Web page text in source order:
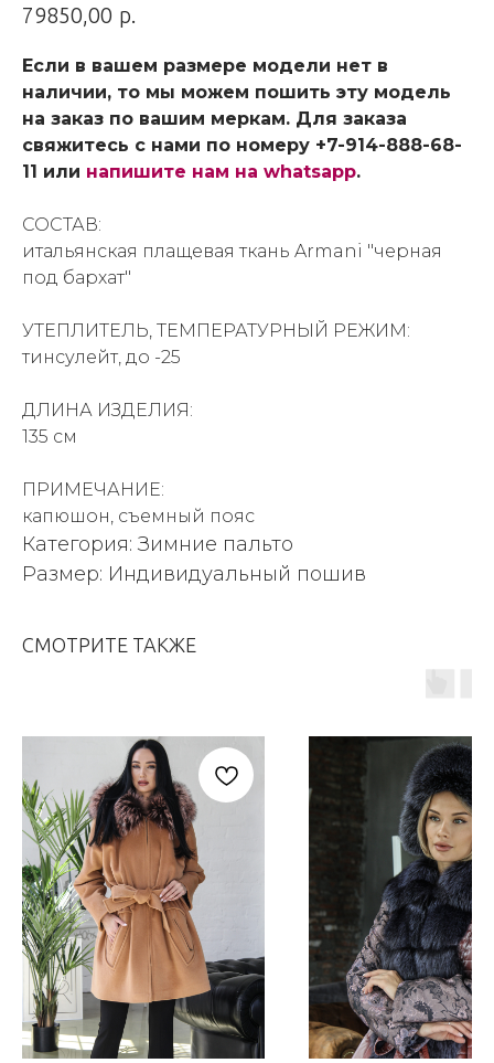
79850,00 р.
Если в вашем размере модели нет в
наличии, то мы можем пошить эту модель
на заказ по вашим меркам. Для заказа
свяжитесь с нами по номеру +7-914-888-68-
11 или напишите нам на whatsapp.
СОСТАВ:
итальянская плащевая ткань Armani "черная
под бархат"
УТЕПЛИТЕЛЬ, ТЕМПЕРАТУРНЫЙ РЕЖИМ:
тинсулейт, до -25
ДЛИНА ИЗДЕЛИЯ:
135 см
ПРИМЕЧАНИЕ:
капюшон, съемный пояс
Категория: Зимние пальто
Размер: Индивидуальный пошив
СМОТРИТЕ ТАКЖЕ